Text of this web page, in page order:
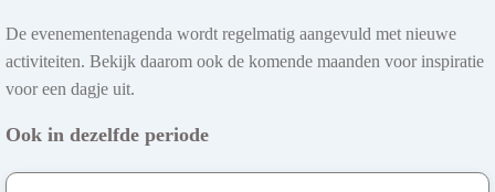
De evenementenagenda wordt regelmatig aangevuld met nieuwe
activiteiten. Bekijk daarom ook de komende maanden voor inspiratie
voor een dagje uit.
Ook in dezelfde periode